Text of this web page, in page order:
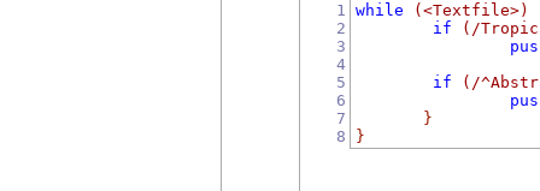
1
2
3
4
5
6
7
8
while (<Textfile>)
if
( /
if
( /
}
}